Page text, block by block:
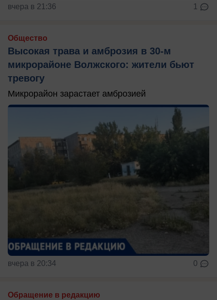
вчера в 21:36 1
Общество
Высокая трава и амброзия в 30‑м
микрорайоне Волжского: жители бьют
тревогу
Микрорайон зарастает амброзией
вчера в 20:34 0
Обращение в редакцию